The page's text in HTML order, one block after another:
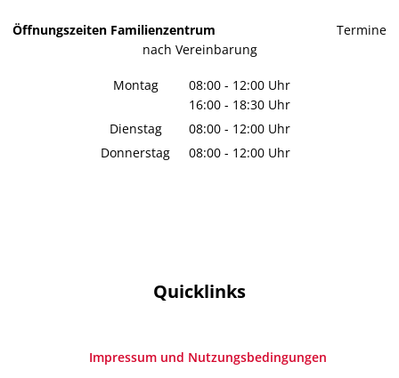
Öffnungszeiten Familienzentrum Termine
nach Vereinbarung
Montag 08:00 - 12:00 Uhr
Von 08:00 bis 12:00 Uhr
16:00 - 18:30 Uhr
Von 16:00 bis 18:30 Uhr
Dienstag 08:00 - 12:00 Uhr
Von 08:00 bis 12:00 Uhr
Donnerstag 08:00 - 12:00 Uhr
Quicklinks
Impressum und Nutzungsbedingungen